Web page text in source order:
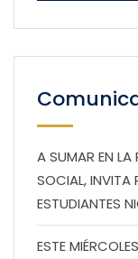
A SUMAR EN LA
SOCIAL, INVITA
ESTUDIANTES
ESTE